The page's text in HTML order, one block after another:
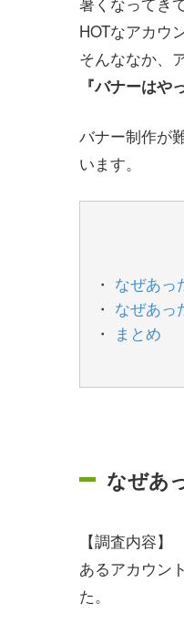
HOTなアカウ
そんななか、
『バナーはや
バナー制作が
います。
なぜあ
なぜあ
まとめ
なぜあ
【調査内容】
あるアカウン
た。